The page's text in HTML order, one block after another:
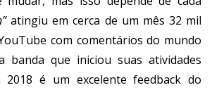
atingiu em cerca de um mês 32 mil
com comentários do mundo
banda que iniciou suas atividades
2018 é um excelente feedback do